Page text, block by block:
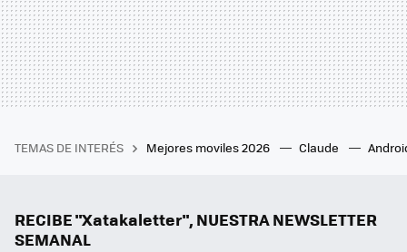
TEMAS DE INTERÉS Mejores moviles 2026 Claude
RECIBE "Xatakaletter", NUESTRA NEWSLETTER
SEMANAL